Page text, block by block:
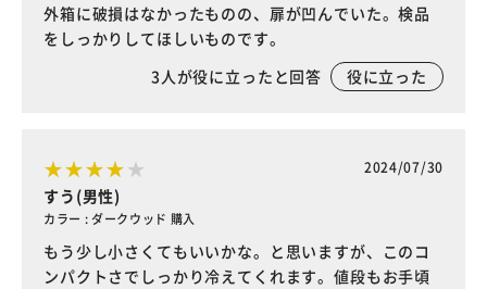
外箱に破損はなかったものの、扉が凹んでいた。検品
をしっかりしてほしいものです。
3人が役に立ったと回答 役に立った
2024/07/30
すう(男性)
カラー : ダークウッド 購入
もう少し小さくてもいいかな。と思いますが、このコ
ンパクトさでしっかり冷えてくれます。値段もお手頃